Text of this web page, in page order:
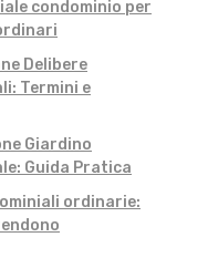
condominio per
Delibere
Termini e
Giardino
Guida Pratica
ordinarie: